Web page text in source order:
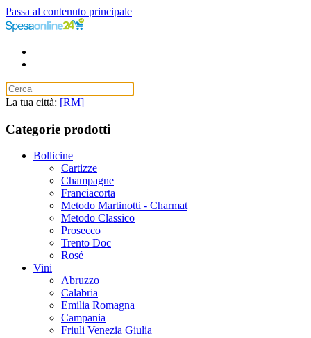
Passa al contenuto principale
La tua città: [RM]
Categorie prodotti
Bollicine
Cartizze
Champagne
Franciacorta
Metodo Martinotti - Charmat
Metodo Classico
Prosecco
Trento Doc
Rosé
Vini
Abruzzo
Calabria
Emilia Romagna
Campania
Friuli Venezia Giulia